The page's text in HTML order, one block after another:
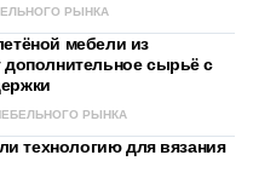
РЫНКА
мебели из
дополнительное сырьё с
РЫНКА
технологию для вязания